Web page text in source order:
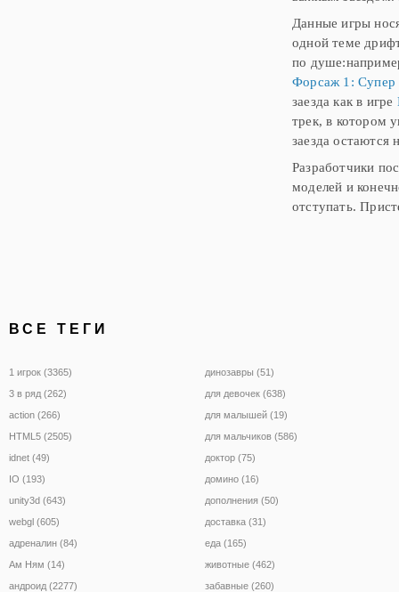
Данные игры
одной теме
по
Форсаж 1: Супер
заезда как в игре
трек, в котором
заезда остаются
Разработчики
моделей и
отступать.
ВСЕ ТЕГИ
1 игрок (3365)
3 в ряд (262)
action (266)
HTML5 (2505)
idnet (49)
IO (193)
unity3d (643)
webgl (605)
адреналин (84)
Ам Ням (14)
андроид (2277)
динозавры (51)
для девочек (638)
для малышей (19)
для мальчиков (586)
доктор (75)
домино (16)
дополнения (50)
доставка (31)
еда (165)
животные (462)
забавные (260)